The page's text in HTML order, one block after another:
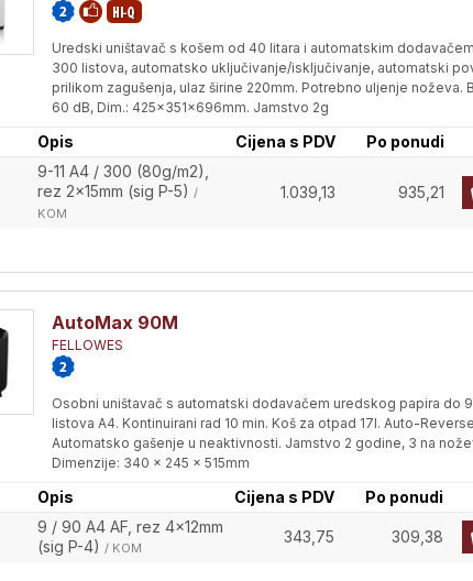
Uredski uništavač s košem od 40 litara i automatskim
300 listova, automatsko uključivanje/isključivanje, automatski
prilikom zagušenja, ulaz širine 220mm. Potrebno uljenje noževa.
60 dB, Dim.: 425x351x696mm. Jamstvo 2g
Opis Cijena s PDV Po ponudi
9-11 A4 / 300 (80g/m2),
rez 2x15mm (sig P-5) /
KOM
1.039,13 935,21
AutoMax 90M
FELLOWES
Osobni uništavač s automatski dodavačem uredskog papira do
listova A4. Kontinuirani rad 10 min. Koš za otpad 17l. Auto-
Automatsko gašenje u neaktivnosti. Jamstvo 2 godine, 3 na
Dimenzije: 340 x 245 x 515mm
Opis Cijena s PDV Po ponudi
9 / 90 A4 AF, rez 4x12mm
(sig P-4) / KOM
343,75 309,38